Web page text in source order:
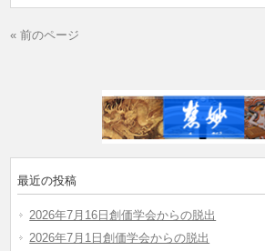
« 前のページ
最近の投稿
2026年7月16日創価学会からの脱出
2026年7月1日創価学会からの脱出